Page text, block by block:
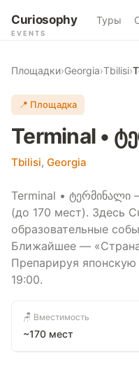
Curiosophy
EVENTS
Туры
Площадки›Georgia›Tbilisi›
📍 Площадка
Terminal •
Tbilisi, Georgia
Terminal • ტერმინალი
(до 170 мест). Здесь
образовательные
Ближайшее —
Препарируя японскую
19:00.
🪑 Вместимость
~170 мест